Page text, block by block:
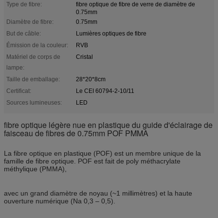
Type de fibre:
fibre optique de fibre de verre de diamètre de
0.75mm
Diamètre de fibre:
0.75mm
But de câble:
Lumières optiques de fibre
Émission de la couleur:
RVB
Matériel de corps de
lampe:
Cristal
Taille de emballage:
28*20*8cm
Certificat:
Le CEI 60794-2-10/11
Sources lumineuses:
LED
fibre optique légère nue en plastique du guide d'éclairage de
faisceau de fibres de 0.75mm POF PMMA
La fibre optique en plastique (POF) est un membre unique de la
famille de fibre optique. POF est fait de poly méthacrylate
méthylique (PMMA),
avec un grand diamètre de noyau (~1 millimètres) et la haute
ouverture numérique (Na 0,3 – 0,5).